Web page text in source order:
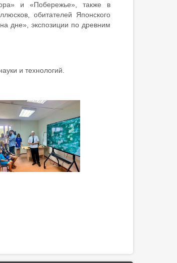
и «Побережье», также в
обитателей Японского
дне», экспозиции по древним
и технологий.